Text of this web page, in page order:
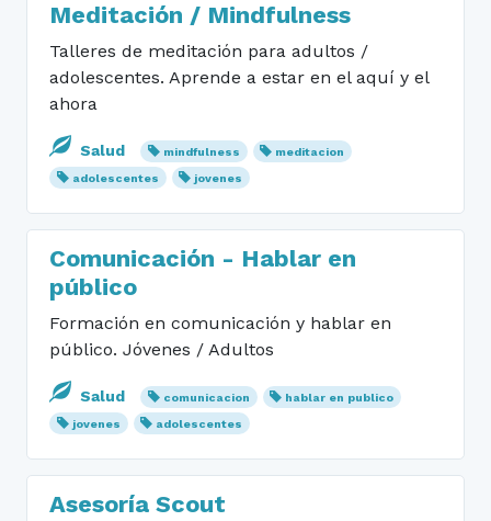
Meditación / Mindfulness
Talleres de meditación para adultos /
adolescentes. Aprende a estar en el aquí y el
ahora
Salud mindfulness
meditacion
adolescentes
jovenes
Comunicación - Hablar en
público
Formación en comunicación y hablar en
público. Jóvenes / Adultos
Salud comunicacion
hablar en publico
jovenes
adolescentes
Asesoría Scout